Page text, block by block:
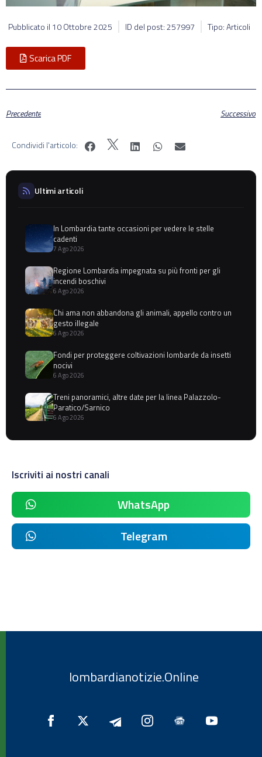
Pubblicato il 10 Ottobre 2025 ID del post: 257997 Tipo: Articoli
Scarica PDF
Precedente Successivo
Condividi l'articolo:
Ultimi articoli
In Lombardia tante occasioni per vedere le stelle
cadenti
7 Ago 2026
Regione Lombardia impegnata su più fronti per gli
incendi boschivi
6 Ago 2026
Chi ama non abbandona gli animali, appello contro un
gesto illegale
6 Ago 2026
Fondi per proteggere coltivazioni lombarde da insetti
nocivi
6 Ago 2026
Treni panoramici, altre date per la linea Palazzolo-
Paratico/Sarnico
6 Ago 2026
Iscriviti ai nostri canali
WhatsApp
Telegram
lombardianotizie.Online